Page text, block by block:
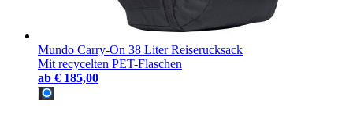
Mundo Carry-On 38 Liter Reiserucksack
Mit recycelten PET-Flaschen
ab € 185,00